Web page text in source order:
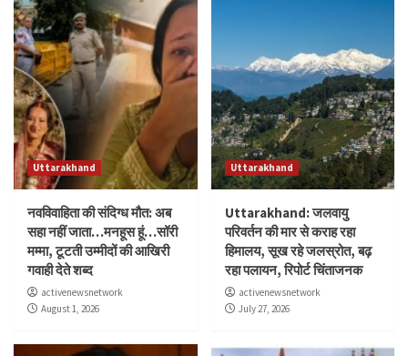
Uttarakhand
नवविवाहिता की संदिग्ध मौत: अब
सहा नहीं जाता…मनहूस हूं…सॉरी
मम्मा, टूटती उम्मीदों की आखिरी
गवाही देते शब्द
activenewsnetwork
August 1, 2026
Uttarakhand
Uttarakhand: जलवायु
परिवर्तन की मार से कराह रहा
हिमालय, सूख रहे जलस्रोत, बढ़
रहा पलायन, रिपोर्ट चिंताजनक
activenewsnetwork
July 27, 2026